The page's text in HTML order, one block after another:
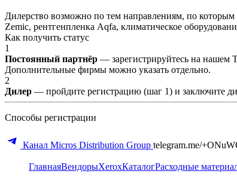
Дилерство возможно по тем направлениям, по
Zemic, рентгенпленка Aqfa, климатическое
Как получить статус
1
Постоянный партнёр — зарегистрируйтесь на нашем
Дополнительные фирмы можно указать отдельно.
2
Дилер — пройдите регистрацию (шаг 1) и заключите
Способы регистрации
Канал Micros Distribution Group telegram.me/
ГлавнаяВендорыXeroxКаталогРасходные